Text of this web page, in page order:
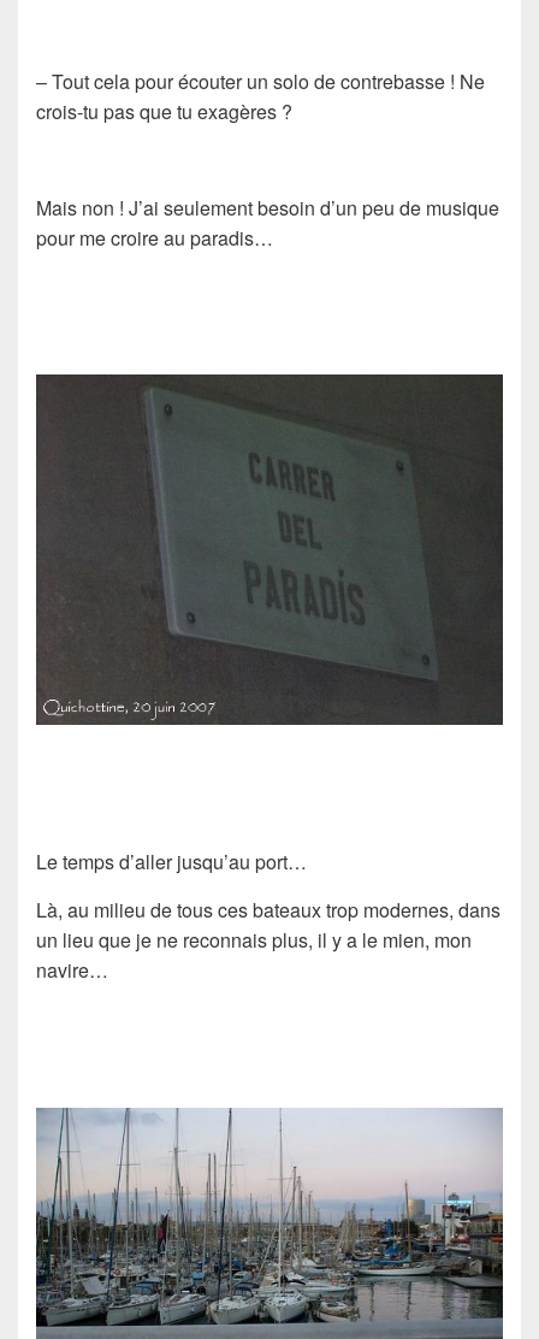
– Tout cela pour écouter un solo de contrebasse ! Ne
crois-tu pas que tu exagères ?
Mais non ! J’ai seulement besoin d’un peu de musique
pour me croire au paradis…
Le temps d’aller jusqu’au port…
Là, au milieu de tous ces bateaux trop modernes, dans
un lieu que je ne reconnais plus, il y a le mien, mon
navire…